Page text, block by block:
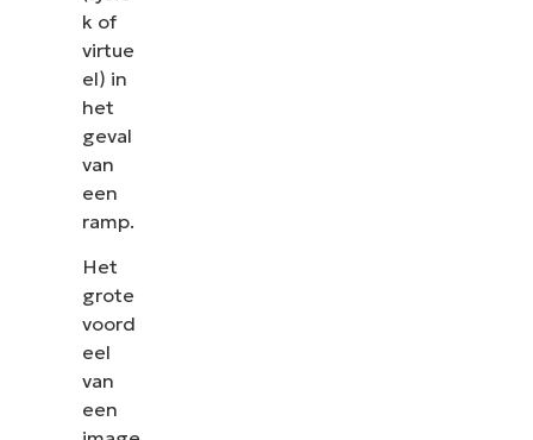
k of
virtue
el) in
het
geval
van
een
ramp.
Het
grote
voord
eel
van
een